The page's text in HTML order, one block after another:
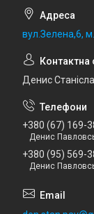
вул.Зелена,6,
Денис
+380 (67) 169-
Денис
+380 (95) 569-
Денис